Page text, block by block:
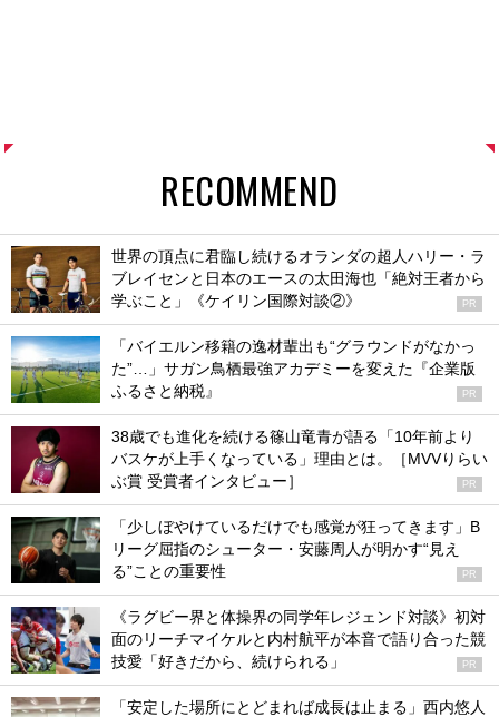
RECOMMEND
世界の頂点に君臨し続けるオランダの超人ハリー・ラ
ブレイセンと日本のエースの太田海也「絶対王者から
学ぶこと」《ケイリン国際対談②》
PR
「バイエルン移籍の逸材輩出も“グラウンドがなかっ
た”…」サガン鳥栖最強アカデミーを変えた『企業版
ふるさと納税』
PR
38歳でも進化を続ける篠山竜青が語る「10年前より
バスケが上手くなっている」理由とは。［MVVりらい
ぶ賞 受賞者インタビュー］
PR
「少しぼやけているだけでも感覚が狂ってきます」B
リーグ屈指のシューター・安藤周人が明かす“見え
る”ことの重要性
PR
《ラグビー界と体操界の同学年レジェンド対談》初対
面のリーチマイケルと内村航平が本音で語り合った競
技愛「好きだから、続けられる」
PR
「安定した場所にとどまれば成長は止まる」西内悠人